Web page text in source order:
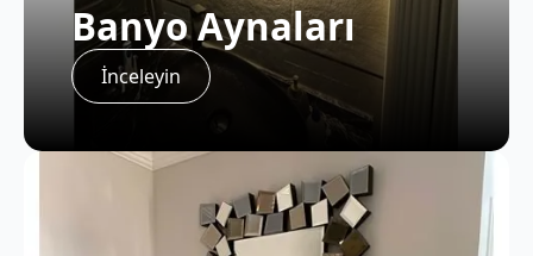
Banyo Aynaları
İnceleyin